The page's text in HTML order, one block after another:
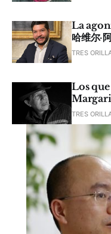
La
哈维尔·
TRES
Los
TRES